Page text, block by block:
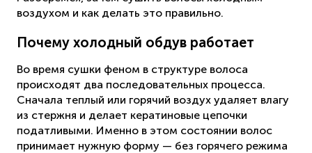
воздухом и как делать это правильно.
Почему холодный обдув работает
Во время сушки феном в структуре волоса
происходят два последовательных процесса.
Сначала теплый или горячий воздух удаляет влагу
из стержня и делает кератиновые цепочки
податливыми. Именно в этом состоянии волос
принимает нужную форму — без горячего режима